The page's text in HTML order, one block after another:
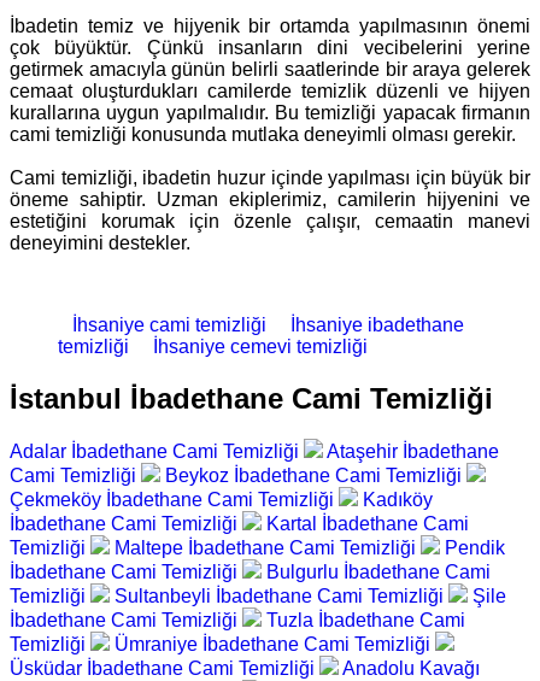
İbadetin temiz ve hijyenik bir ortamda yapılmasının önemi
çok büyüktür. Çünkü insanların dini vecibelerini yerine
getirmek amacıyla günün belirli saatlerinde bir araya gelerek
cemaat oluşturdukları camilerde temizlik düzenli ve hijyen
kurallarına uygun yapılmalıdır. Bu temizliği yapacak firmanın
cami temizliği konusunda mutlaka deneyimli olması gerekir.
Cami temizliği, ibadetin huzur içinde yapılması için büyük bir
öneme sahiptir. Uzman ekiplerimiz, camilerin hijyenini ve
estetiğini korumak için özenle çalışır, cemaatin manevi
deneyimini destekler.
İhsaniye cami temizliği
İhsaniye ibadethane
temizliği
İhsaniye cemevi temizliği
İstanbul İbadethane Cami Temizliği
Adalar İbadethane Cami Temizliği
Ataşehir İbadethane
Cami Temizliği
Beykoz İbadethane Cami Temizliği
Çekmeköy İbadethane Cami Temizliği
Kadıköy
İbadethane Cami Temizliği
Kartal İbadethane Cami
Temizliği
Maltepe İbadethane Cami Temizliği
Pendik
İbadethane Cami Temizliği
Bulgurlu İbadethane Cami
Temizliği
Sultanbeyli İbadethane Cami Temizliği
Şile
İbadethane Cami Temizliği
Tuzla İbadethane Cami
Temizliği
Ümraniye İbadethane Cami Temizliği
Üsküdar İbadethane Cami Temizliği
Anadolu Kavağı